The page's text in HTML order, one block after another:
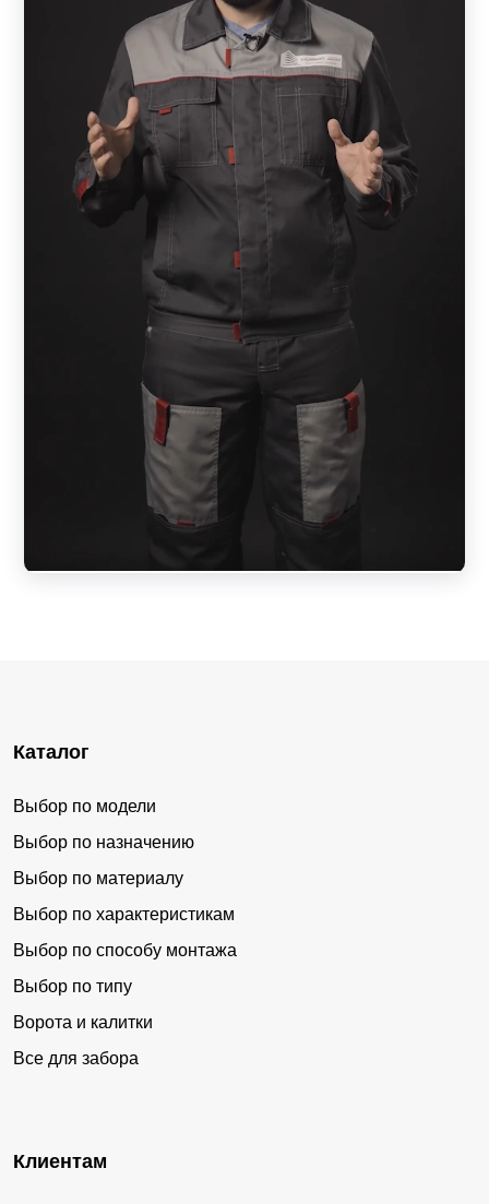
Каталог
Выбор по модели
Выбор по назначению
Выбор по материалу
Выбор по характеристикам
Выбор по способу монтажа
Выбор по типу
Ворота и калитки
Все для забора
Клиентам